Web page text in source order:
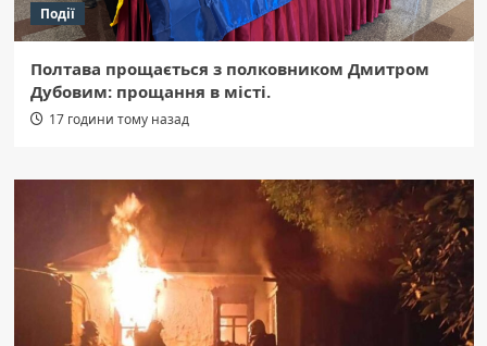
Події
Полтава прощається з полковником Дмитром
Дубовим: прощання в місті.
17 години тому назад